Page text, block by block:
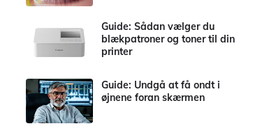
Guide: Sådan vælger du
blækpatroner og toner til din
printer
Guide: Undgå at få ondt i
øjnene foran skærmen